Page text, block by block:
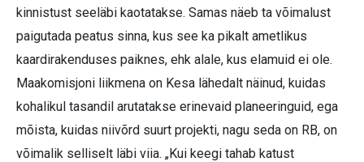
kinnistust seeläbi kaotatakse. Samas näeb ta võimalust
paigutada peatus sinna, kus see ka pikalt ametlikus
kaardirakenduses paiknes, ehk alale, kus elamuid ei ole.
Maakomisjoni liikmena on Kesa lähedalt näinud, kuidas
kohalikul tasandil arutatakse erinevaid planeeringuid, ega
mõista, kuidas niivõrd suurt projekti, nagu seda on RB, on
võimalik selliselt läbi viia. „Kui keegi tahab katust